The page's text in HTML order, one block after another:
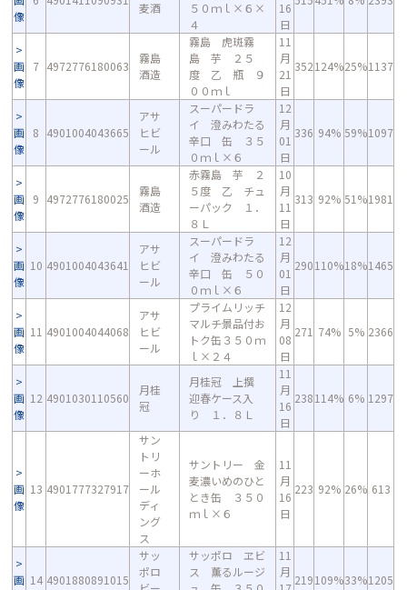
像
麦酒
５０ｍｌ×６×
４
16
日
画
像
7 4972776180063
霧島
酒造
霧島 虎斑霧
島 芋 ２５
度 乙 瓶 ９
００ｍｌ
11
月
21
日
352124%25%1137
画
像
8 4901004043665
アサ
ヒビ
ール
スーパードラ
イ 澄みわたる
辛口 缶 ３５
０ｍｌ×６
12
月
01
日
336 94% 59%1097
画
像
9 4972776180025
霧島
酒造
赤霧島 芋 ２
５度 乙 チュ
ーパック １．
８Ｌ
10
月
11
日
313 92% 51%1981
画
像
10 4901004043641
アサ
ヒビ
ール
スーパードラ
イ 澄みわたる
辛口 缶 ５０
０ｍｌ×６
12
月
01
日
290110%18%1465
画
像
11 4901004044068
アサ
ヒビ
ール
プライムリッチ
マルチ景品付お
トク缶３５０ｍ
ｌ×２４
12
月
08
日
271 74% 5% 2366
画
像
12 4901030110560
月桂
冠
月桂冠 上撰
迎春ケース入
り １．８Ｌ
11
月
16
日
238114% 6% 1297
画
像
13 4901777327917
サン
トリ
ーホ
ール
ディ
ング
ス
サントリー 金
麦濃いめのひと
とき缶 ３５０
ｍｌ×６
11
月
16
日
223 92% 26% 613
画 14 4901880891015
サッ
ポロ
サッポロ ヱビ
ス 薫るルージ
11
月
219109%33%1205